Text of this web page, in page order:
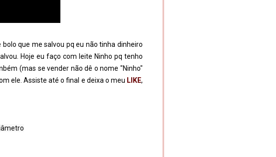
que me salvou pq eu não tinha dinheiro
Hoje eu faço com leite Ninho pq tenho
(mas se vender não dê o nome "Ninho"
ele. Assiste até o final e deixa o meu LIKE,